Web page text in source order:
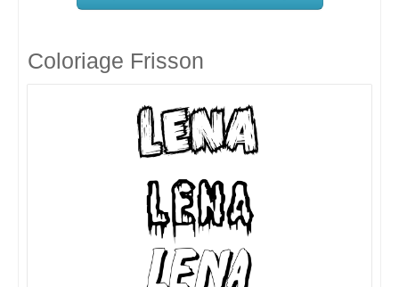
Coloriage Frisson